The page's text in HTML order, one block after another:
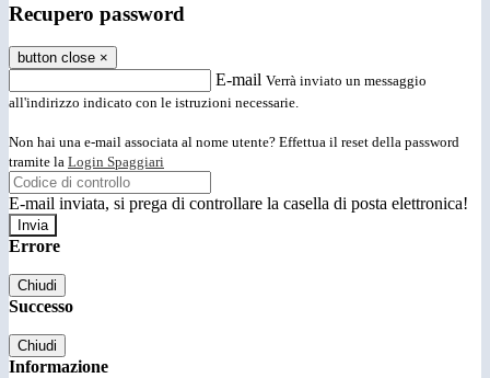
Recupero password
button close ×
E-mail Verrà inviato un messaggio
all'indirizzo indicato con le istruzioni necessarie.
Non hai una e-mail associata al nome utente? Effettua il reset della password
tramite la Login Spaggiari
E-mail inviata, si prega di controllare la casella di posta elettronica!
Errore
Chiudi
Successo
Chiudi
Informazione